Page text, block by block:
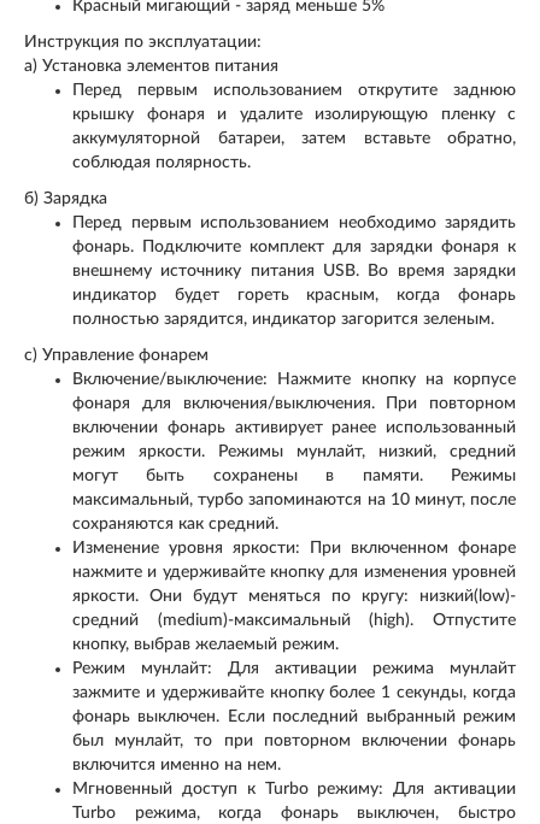
Красный мигающий - заряд меньше 5%
Инструкция по эксплуатации:
а) Установка элементов питания
Перед первым использованием открутите заднюю
крышку фонаря и удалите изолирующую пленку с
аккумуляторной батареи, затем вставьте обратно,
соблюдая полярность.
б) Зарядка
Перед первым использованием необходимо зарядить
фонарь. Подключите комплект для зарядки фонаря к
внешнему источнику питания USB. Во время зарядки
индикатор будет гореть красным, когда фонарь
полностью зарядится, индикатор загорится зеленым.
c) Управление фонарем
Включение/выключение: Нажмите кнопку на корпусе
фонаря для включения/выключения. При повторном
включении фонарь активирует ранее использованный
режим яркости. Режимы мунлайт, низкий, средний
могут быть сохранены в памяти. Режимы
максимальный, турбо запоминаются на 10 минут, после
сохраняются как средний.
Изменение уровня яркости: При включенном фонаре
нажмите и удерживайте кнопку для изменения уровней
яркости. Они будут меняться по кругу: низкий(low)-
средний (medium)-максимальный (high). Отпустите
кнопку, выбрав желаемый режим.
Режим мунлайт: Для активации режима мунлайт
зажмите и удерживайте кнопку более 1 секунды, когда
фонарь выключен. Если последний выбранный режим
был мунлайт, то при повторном включении фонарь
включится именно на нем.
Мгновенный доступ к Turbo режиму: Для активации
Turbo режима, когда фонарь выключен, быстро